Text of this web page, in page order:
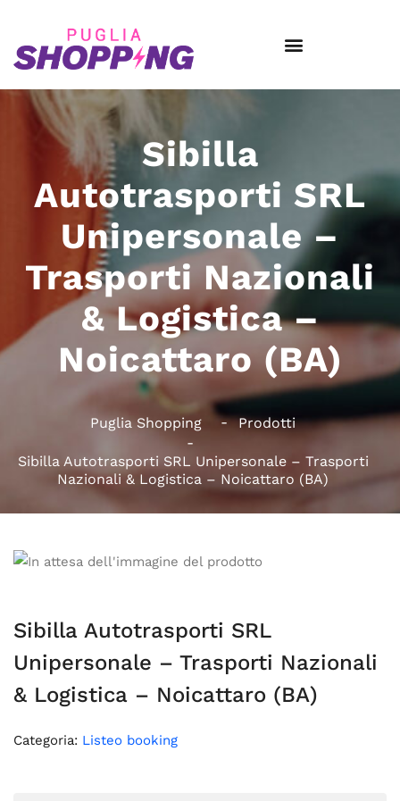
Sibilla
Autotrasporti SRL
Unipersonale –
Trasporti Nazionali
& Logistica –
Noicattaro (BA)
Puglia Shopping Prodotti
Sibilla Autotrasporti SRL Unipersonale – Trasporti
Nazionali & Logistica – Noicattaro (BA)
Sibilla Autotrasporti SRL
Unipersonale – Trasporti Nazionali
& Logistica – Noicattaro (BA)
Categoria: Listeo booking